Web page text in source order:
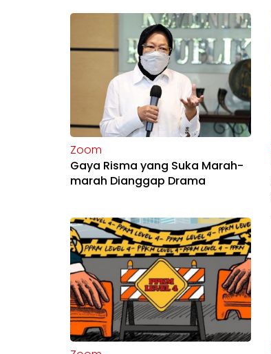
Zoom
Gaya Risma yang Suka Marah-
marah Dianggap Drama